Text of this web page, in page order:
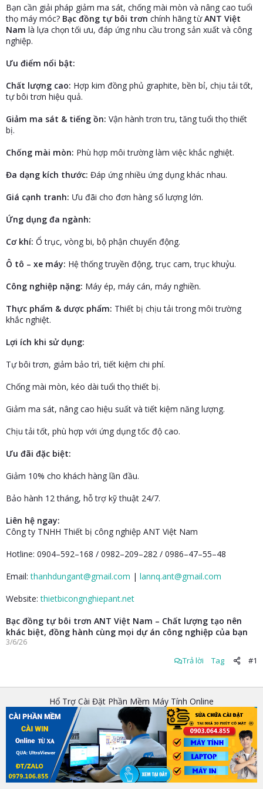
r
Bạn cần giải pháp giảm ma sát, chống mài mòn và nâng cao tuổi
thọ máy móc? Bạc đồng tự bôi trơn chính hãng từANT Việt
Nam là lựa chọn tối ưu, đáp ứng nhu cầu trong sản xuất và công
nghiệp.
Ưu điểm nổi bật:
Chất lượng cao: Hợp kim đồng phủ graphite, bền bỉ, chịu tải tốt,
tự bôi trơn hiệu quả.
Giảm ma sát & tiếng ồn: Vận hành trơn tru, tăng tuổi thọ thiết
bị.
Chống mài mòn: Phù hợp môi trường làm việc khắc nghiệt.
Đa dạng kích thước: Đáp ứng nhiều ứng dụng khác nhau.
Giá cạnh tranh: Ưu đãi cho đơn hàng số lượng lớn.
Ứng dụng đa ngành:
Cơ khí: Ổ trục, vòng bi, bộ phận chuyển động.
Ô tô – xe máy: Hệ thống truyền động, trục cam, trục khuỷu.
Công nghiệp nặng: Máy ép, máy cán, máy nghiền.
Thực phẩm & dược phẩm: Thiết bị chịu tải trong môi trường
khắc nghiệt.
Lợi ích khi sử dụng:
Tự bôi trơn, giảm bảo trì, tiết kiệm chi phí.
Chống mài mòn, kéo dài tuổi thọ thiết bị.
Giảm ma sát, nâng cao hiệu suất và tiết kiệm năng lượng.
Chịu tải tốt, phù hợp với ứng dụng tốc độ cao.
Ưu đãi đặc biệt:
Giảm 10% cho khách hàng lần đầu.
Bảo hành 12 tháng, hỗ trợ kỹ thuật 24/7.
Liên hệ ngay:
Công ty TNHH Thiết bị công nghiệp ANT Việt Nam
Hotline: 0904–592–168 / 0982–209–282 / 0986–47–55–48
Email:thanhdungant@gmail.com | lannq.ant@gmail.com
Website:thietbicongnghiepant.net
Bạc đồng tự bôi trơn ANT Việt Nam – Chất lượng tạo nên
khác biệt, đồng hành cùng mọi dự án công nghiệp của bạn
3/6/26
Trả lời Tag #1
Hổ Trợ Cài Đặt Phần Mềm Máy Tính Online